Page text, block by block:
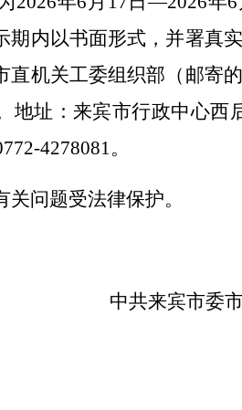
期内以书面形式，并署真
机关工委组织部（邮寄
地址：来宾市行政中心西
4278081。
问题受法律保护。
中共来宾市委